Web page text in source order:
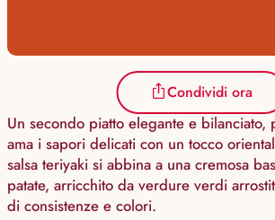
Condividi ora
Un secondo piatto elegante e
ama i sapori delicati con un tocco
salsa teriyaki si abbina a una cremosa
patate, arricchito da verdure verdi
di consistenze e colori.